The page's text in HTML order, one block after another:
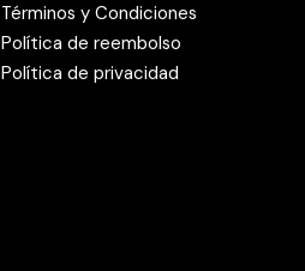
Términos y Condiciones
Política de reembolso
Política de privacidad